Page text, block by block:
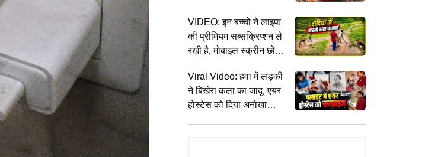
राशिद की फिरकी में फंसे आयरलैंड के
बल्लेबाज, अफगानिस्तान ने 92 रन से जीत
दर्ज कर सीरीज में बनाई बढ़त
सुप्रीम कोर्ट ने CDSL को दी बड़ी राहत,
क्या करती है यह संस्था
CRIME
दुष्कर्म केस में नारायण साईं को सुप्रीम कोर्ट
से बड़ा झटका, हाईकोर्ट के आदेश में दखल
से इनकार
करते हैं। कंटेंट राइटिंग में 6 वर्षों का अनुभव रखने
VIDEO: इन बच्चों ने लाइफ
की प्रीमियम सब्सक्रिप्शन ले
रखी है, मोबाइल स्क्रीन छोड़
क्रिकेट खेलते आए नजर
Viral Video: हवा में लड़की
ने बिखेरा कला का जादू, एयर
होस्टेस को दिया अनोखा